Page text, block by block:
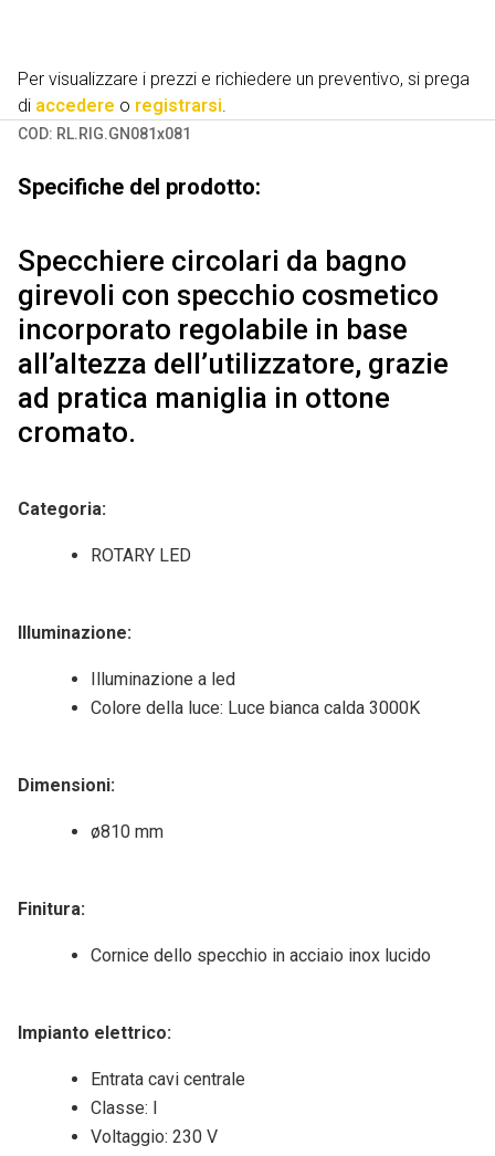
Per visualizzare i prezzi e richiedere un preventivo, si prega
di accedere o registrarsi.
COD: RL.RIG.GN081x081
Specifiche del prodotto:
Specchiere circolari da bagno
girevoli con specchio cosmetico
incorporato regolabile in base
all’altezza dell’utilizzatore, grazie
ad pratica maniglia in ottone
cromato.
Categoria:
ROTARY LED
Illuminazione:
Illuminazione a led
Colore della luce: Luce bianca calda 3000K
Dimensioni:
ø810 mm
Finitura:
Cornice dello specchio in acciaio inox lucido
Impianto elettrico:
Entrata cavi centrale
Classe: I
Voltaggio: 230 V